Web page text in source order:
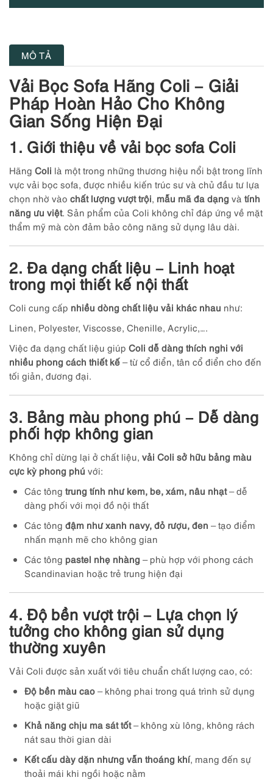
MÔ TẢ
Vải Bọc Sofa Hãng Coli – Giải
Pháp Hoàn Hảo Cho Không
Gian Sống Hiện Đại
1. Giới thiệu về vải bọc sofa Coli
Hãng Coli là một trong những thương hiệu nổi bật trong lĩnh
vực vải bọc sofa, được nhiều kiến trúc sư và chủ đầu tư lựa
chọn nhờ vào chất lượng vượt trội, mẫu mã đa dạng và tính
năng ưu việt. Sản phẩm của Coli không chỉ đáp ứng về mặt
thẩm mỹ mà còn đảm bảo công năng sử dụng lâu dài.
2. Đa dạng chất liệu – Linh hoạt
trong mọi thiết kế nội thất
Coli cung cấp nhiều dòng chất liệu vải khác nhau như:
Linen, Polyester, Viscosse, Chenille, Acrylic,….
Việc đa dạng chất liệu giúp Coli dễ dàng thích nghi với
nhiều phong cách thiết kế – từ cổ điển, tân cổ điển cho đến
tối giản, đương đại.
3. Bảng màu phong phú – Dễ dàng
phối hợp không gian
Không chỉ dừng lại ở chất liệu, vải Coli sở hữu bảng màu
cực kỳ phong phú với:
Các tông trung tính như kem, be, xám, nâu nhạt– dễ
dàng phối với mọi đồ nội thất
Các tông đậm như xanh navy, đỏ rượu, đen – tạo điểm
nhấn mạnh mẽ cho không gian
Các tông pastel nhẹ nhàng – phù hợp với phong cách
Scandinavian hoặc trẻ trung hiện đại
4. Độ bền vượt trội – Lựa chọn lý
tưởng cho không gian sử dụng
thường xuyên
Vải Coli được sản xuất với tiêu chuẩn chất lượng cao, có:
Độ bền màu cao – không phai trong quá trình sử dụng
hoặc giặt giũ
Khả năng chịu ma sát tốt– không xù lông, không rách
nát sau thời gian dài
Kết cấu dày dặn nhưng vẫn thoáng khí, mang đến sự
thoải mái khi ngồi hoặc nằm